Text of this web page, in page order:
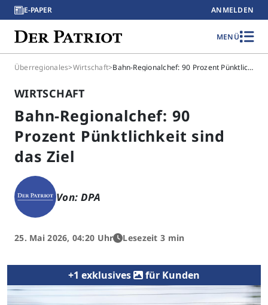
E-PAPER ANMELDEN
MENÜ
Überregionales>Wirtschaft> Bahn-Regionalchef: 90 Prozent Pünktlichkeit sind das Ziel
WIRTSCHAFT
Bahn-Regionalchef: 90
Prozent Pünktlichkeit sind
das Ziel
Von: DPA
25. Mai 2026, 04:20 Uhr Lesezeit 3 min
+1 exklusives für Kunden